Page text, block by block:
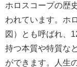
ホロスコープの歴
われています。ホ
図）とも呼ばれ、
持つ本質や特質な
ができます。人生